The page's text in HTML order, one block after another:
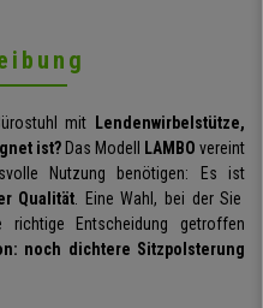
mit
Lendenwirbelstütze,
ist?Das Modell LAMBO vereint
Nutzung benötigen: Es ist
Qualität. Eine Wahl, bei der Sie
Entscheidung getroffen
noch dichtere Sitzpolsterung